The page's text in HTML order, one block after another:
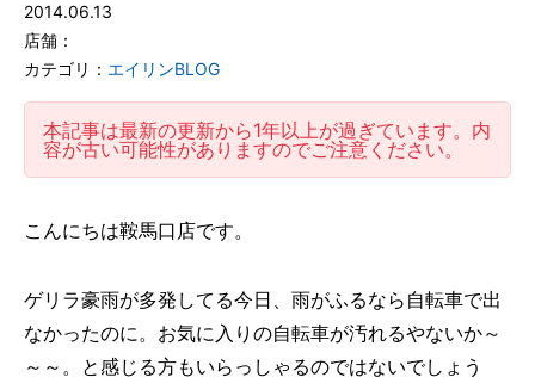
2014.06.13
店舗：
カテゴリ： エイリンBLOG
本記事は最新の更新から1年以上が過ぎています。内
容が古い可能性がありますのでご注意ください。
こんにちは鞍馬口店です。
ゲリラ豪雨が多発してる今日、雨がふるなら自転車で出
なかったのに。お気に入りの自転車が汚れるやないか～
～～。と感じる方もいらっしゃるのではないでしょう